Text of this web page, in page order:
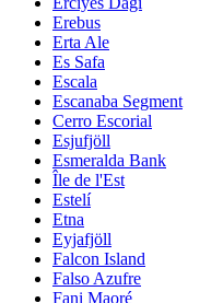
Erebus
Erta Ale
Es Safa
Escala
Escanaba Segment
Cerro Escorial
Esjufjöll
Esmeralda Bank
Île de l'Est
Estelí
Etna
Eyjafjöll
Falcon Island
Falso Azufre
Fani Maoré